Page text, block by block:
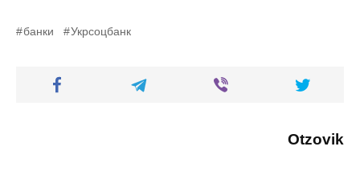
банки Укрсоцбанк
Otzovik